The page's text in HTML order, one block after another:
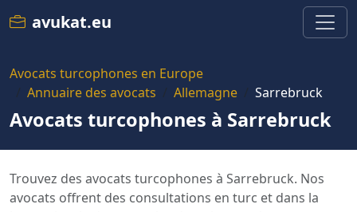
avukat.eu
Avocats turcophones en Europe
Annuaire des avocats
Allemagne Sarrebruck
Avocats turcophones à Sarrebruck
Trouvez des avocats turcophones à Sarrebruck. Nos
avocats offrent des consultations en turc et dans la